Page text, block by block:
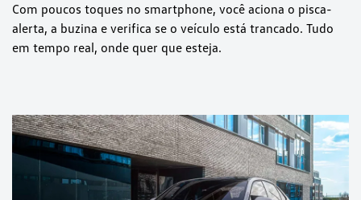
Com poucos toques no smartphone, você aciona o pisca-
alerta, a buzina e verifica se o veículo está trancado. Tudo
em tempo real, onde quer que esteja.